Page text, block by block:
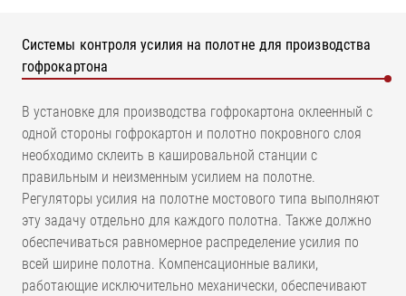
Системы контроля усилия на полотне для производства
гофрокартона
В установке для производства гофрокартона оклеенный с
одной стороны гофрокартон и полотно покровного слоя
необходимо склеить в кашировальной станции с
правильным и неизменным усилием на полотне.
Регуляторы усилия на полотне мостового типа выполняют
эту задачу отдельно для каждого полотна. Также должно
обеспечиваться равномерное распределение усилия по
всей ширине полотна. Компенсационные валики,
работающие исключительно механически, обеспечивают